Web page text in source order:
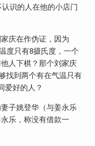
识的人在他的小店门
庆在作伪证，因为
度只有8摄氏度，一个
人下棋？那个刘家庆
找到两个有在气温只有
爱好的人？
子姚登华（与姜永乐
乐，称没有借款一